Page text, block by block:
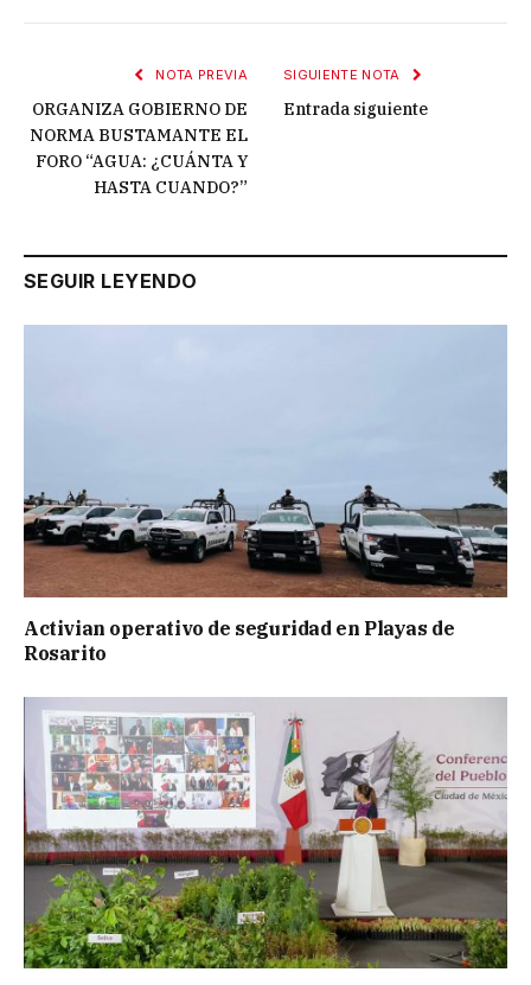
NOTA PREVIA
ORGANIZA GOBIERNO DE
NORMA BUSTAMANTE EL
FORO “AGUA: ¿CUÁNTA Y
HASTA CUANDO?”
SIGUIENTE NOTA
Entrada siguiente
SEGUIR LEYENDO
Activian operativo de seguridad en Playas de
Rosarito